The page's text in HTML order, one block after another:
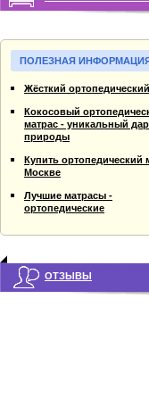
ПОЛЕЗНАЯ
Жёсткий
Кокосовый
матрас - уникальный дар
природы
Купить ортопедический
Москве
Лучшие матрасы -
ортопедические
ОТЗЫВЫ